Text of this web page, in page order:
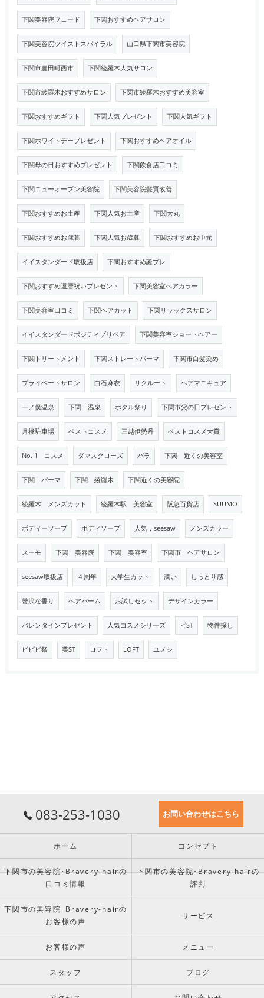
下関美容院フェード 下関おすすめヘアサロン
下関美容院ツイストスパイラル 山口県下関市美容院
下関市豊田町西市 下関綾羅木人気サロン
下関市綾羅木おすすめサロン 下関市綾羅木おすすめ美容室
下関おすすめギフト 下関人気プレゼント 下関人気ギフト
下関ホワイトデープレゼント 下関おすすめヘアオイル
下関母の日おすすめプレゼント 下関飲食店口コミ
下関ニューオープン美容院 下関美容院髪質改善
下関おすすめお土産 下関人気お土産 下関大丸
下関おすすめお歳暮 下関人気お歳暮 下関おすすめお中元
イイスタンダード取扱店 下関おすすめ誕プレ
下関おすすめ還暦祝いプレゼント 下関美容室ヘアカラー
下関美容室口コミ 下関ヘアカット 下関リラックスサロン
イイスタンダードポジティブリペア 下関美容室ショートヘアー
下関トリートメント 下関ストレートパーマ 下関市白髪染め
プライベートサロン 白石麻衣 リクルート ヘアマニキュア
一ノ俣温泉 下関 温泉 ホタル祭り 下関市父の日プレゼント
月極駐車場 ベストコスメ 三越伊勢丹 ベストコスメ大賞
No. 1 コスメ ダマスクローズ バラ 下関 近くの美容室
下関 パーマ 下関 綾羅木 下関近くの美容院
綾羅木 メンズカット 綾羅木駅 美容室 阪急百貨店 SUUMO
ボディーソープ ボディソープ 人気，seesaw メンズカラー
スーモ 下関 美容院 下関 美容室 下関市 ヘアサロン
seesaw取扱店 ４周年 大学生カット 潤い しっとり感
贅沢な香り ヘアバーム お試しセット デザインカラー
バレンタインプレゼント 人気コスメシリーズ ビST 物件探し
ビビビ祭 美ST ロフト LOFT ユメシ
083-253-1030 お問い合わせはこちら
ホーム コンセプト
下関市の美容院･Bravery-hairの
口コミ情報
下関市の美容院･Bravery-hairの
評判
下関市の美容院･Bravery-hairの
お客様の声
サービス
お客様の声 メニュー
スタッフ ブログ